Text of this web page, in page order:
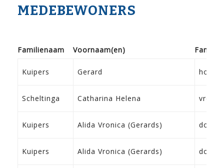
MEDEBEWONERS
Familie­naam Voor­naam(en)
Kuipers Gerard hoofd
Scheltinga Catharina Helena vrouw
Kuipers Alida Vronica (Gerards)
Kuipers Alida Vronica (Gerards)